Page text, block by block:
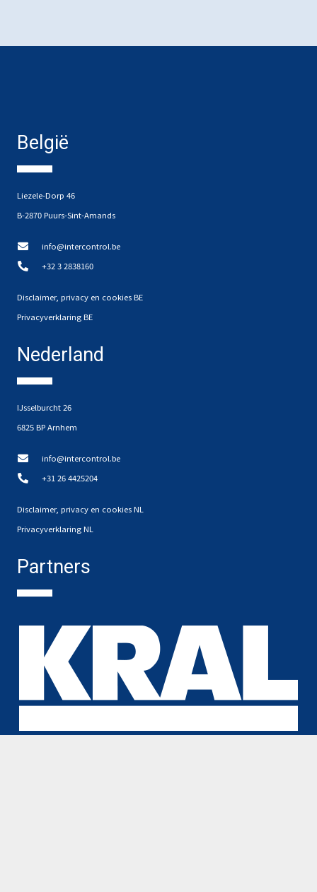
België
Liezele-Dorp 46
B-2870 Puurs-Sint-Amands
info@intercontrol.be
+32 3 2838160
Disclaimer, privacy en cookies BE
Privacyverklaring BE
Nederland
IJsselburcht 26
6825 BP Arnhem
info@intercontrol.be
+31 26 4425204
Disclaimer, privacy en cookies NL
Privacyverklaring NL
Partners